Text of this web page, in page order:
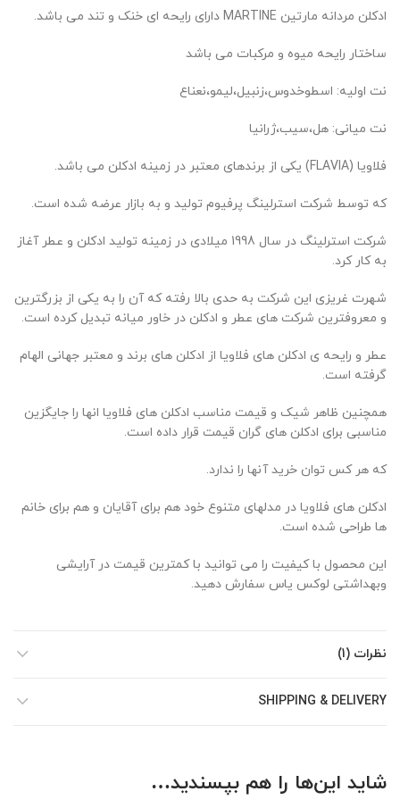
ادکلن مردانه مارتین MARTINE دارای رایحه ای خنک و تند می باشد.
ساختار رایحه میوه و مرکبات می باشد
نت اولیه: اسطوخدوس،زنبیل،لیمو،نعناع
نت میانی: هل،سیب،ژرانیا
فلاویا (FLAVIA) یکی از برندهای معتبر در زمینه ادکلن می باشد.
که توسط شرکت استرلینگ پرفیوم تولید و به بازار عرضه شده است.
شرکت استرلینگ در سال 1998 میلادی در زمینه تولید ادکلن و عطر آغاز
به کار کرد.
شهرت غریزی این شرکت به حدی بالا رفته که آن را به یکی از بزرگترین
و معروفترین شرکت های عطر و ادکلن در خاور میانه تبدیل کرده است.
عطر و رایحه ی ادکلن های فلاویا از ادکلن های برند و معتبر جهانی الهام
گرفته است.
همچنین ظاهر شیک و قیمت مناسب ادکلن های فلاویا انها را جایگزین
مناسبی برای ادکلن های گران قیمت قرار داده است.
که هر کس توان خرید آنها را ندارد.
ادکلن های فلاویا در مدلهای متنوع خود هم برای آقایان و هم برای خانم
ها طراحی شده است.
این محصول با کیفیت را می توانید با کمترین قیمت در آرایشی
وبهداشتی لوکس یاس سفارش دهید.
نظرات (1)
SHIPPING & DELIVERY
شاید این‌ها را هم بپسندید…